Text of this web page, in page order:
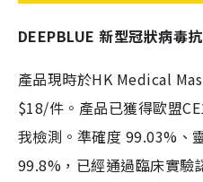
DEEPBLUE 新型冠狀病毒
產品現時於HK Medical
$18/件。產品已獲得歐盟
我檢測。準確度 99.03%、
99.8%，已經通過臨床實驗